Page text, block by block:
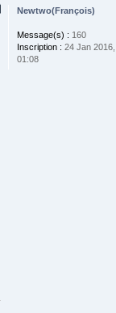
Newtwo(François)
Message(s) : 160
Inscription : 24 Jan 2016,
01:08